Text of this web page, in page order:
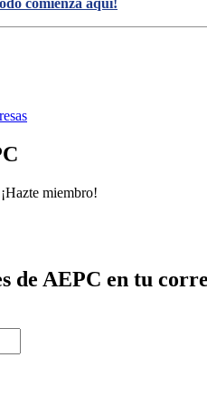
comienza aquí!
miembro!
de AEPC en tu